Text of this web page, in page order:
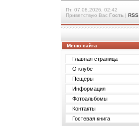
Пт, 07.08.2026, 02:42
Приветствую Вас Гость | RSS
Меню сайта
Главная страница
О клубе
Пещеры
Информация
Фотоальбомы
Контакты
Гостевая книга